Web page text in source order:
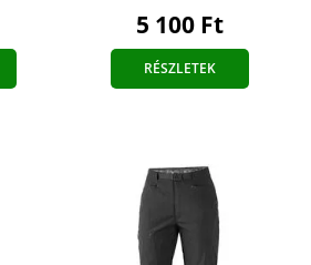
5 100 Ft
RÉSZLETEK